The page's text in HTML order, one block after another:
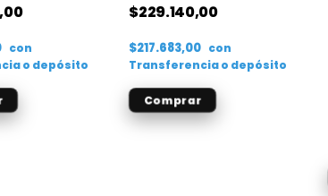
con
o depósito
$229.140,00
$217.683,00 con
Transferencia o depósito